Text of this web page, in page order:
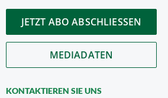
JETZT ABO ABSCHLIESSEN
MEDIADATEN
KONTAKTIEREN SIE UNS